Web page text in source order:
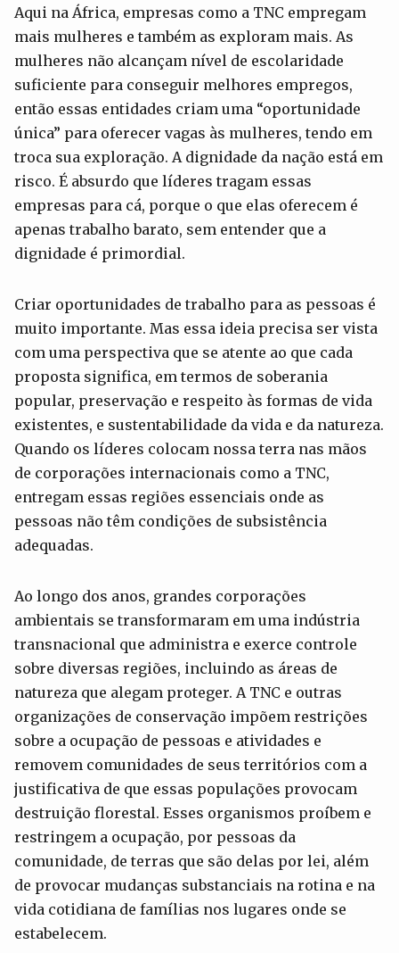
Aqui na África, empresas como a TNC empregam
mais mulheres e também as exploram mais. As
mulheres não alcançam nível de escolaridade
suficiente para conseguir melhores empregos,
então essas entidades criam uma “oportunidade
única” para oferecer vagas às mulheres, tendo em
troca sua exploração. A dignidade da nação está em
risco. É absurdo que líderes tragam essas
empresas para cá, porque o que elas oferecem é
apenas trabalho barato, sem entender que a
dignidade é primordial.
Criar oportunidades de trabalho para as pessoas é
muito importante. Mas essa ideia precisa ser vista
com uma perspectiva que se atente ao que cada
proposta significa, em termos de soberania
popular, preservação e respeito às formas de vida
existentes, e sustentabilidade da vida e da natureza.
Quando os líderes colocam nossa terra nas mãos
de corporações internacionais como a TNC,
entregam essas regiões essenciais onde as
pessoas não têm condições de subsistência
adequadas.
Ao longo dos anos, grandes corporações
ambientais se transformaram em uma indústria
transnacional que administra e exerce controle
sobre diversas regiões, incluindo as áreas de
natureza que alegam proteger. A TNC e outras
organizações de conservação impõem restrições
sobre a ocupação de pessoas e atividades e
removem comunidades de seus territórios com a
justificativa de que essas populações provocam
destruição florestal. Esses organismos proíbem e
restringem a ocupação, por pessoas da
comunidade, de terras que são delas por lei, além
de provocar mudanças substanciais na rotina e na
vida cotidiana de famílias nos lugares onde se
estabelecem.